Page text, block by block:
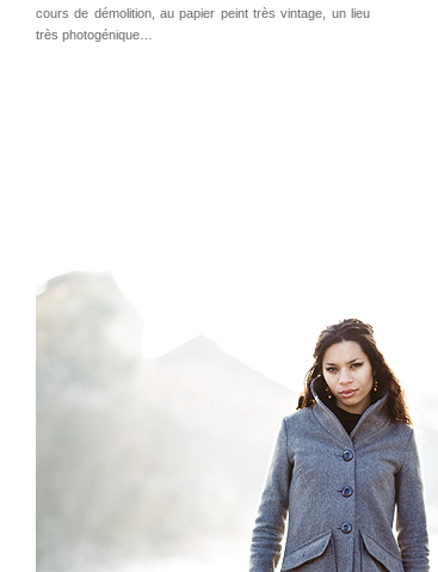
cours de démolition, au papier peint très vintage, un lieu
très photogénique…